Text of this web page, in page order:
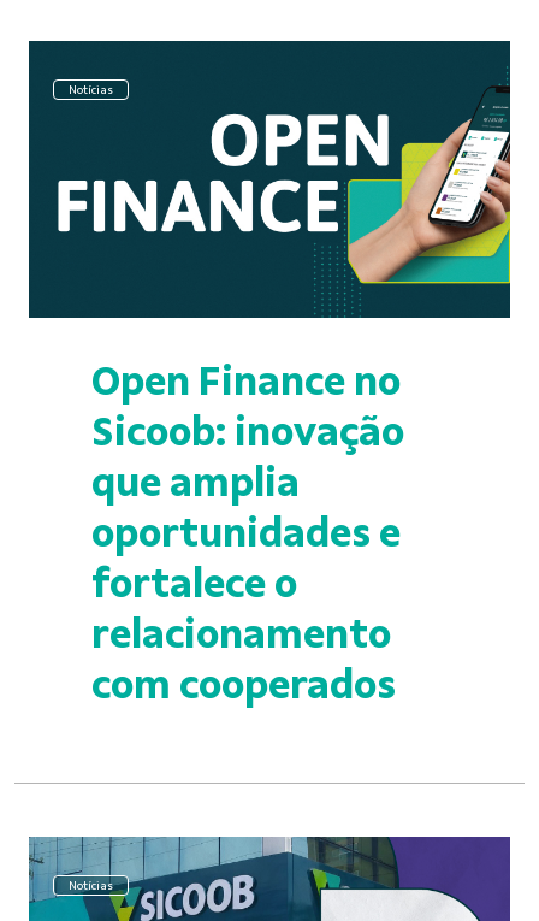
Notícias
Open Finance no
Sicoob: inovação
que amplia
oportunidades e
fortalece o
relacionamento
com cooperados
Notícias